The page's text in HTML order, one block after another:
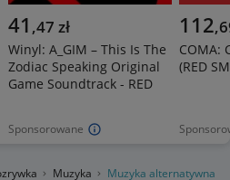
Sponsorowane
41 ,47 zł
Winyl: A_GIM – This Is The
Zodiac Speaking Original
Game Soundtrack - RED
112,
COMA:
(RED
Muzyka Muzyka alternatywna